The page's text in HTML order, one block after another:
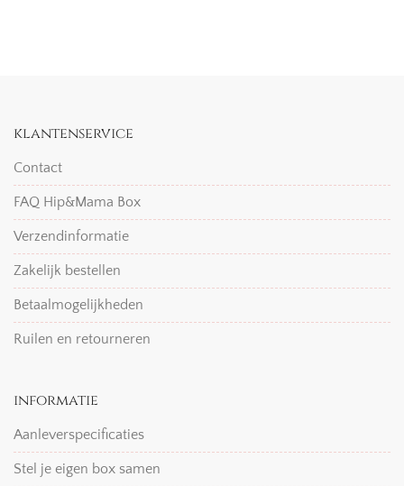
klantenservice
Contact
FAQ Hip&Mama Box
Verzendinformatie
Zakelijk bestellen
Betaalmogelijkheden
Ruilen en retourneren
informatie
Aanleverspecificaties
Stel je eigen box samen